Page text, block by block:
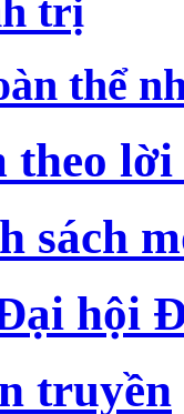
trị
thể
theo lời
sách
hội
truyền